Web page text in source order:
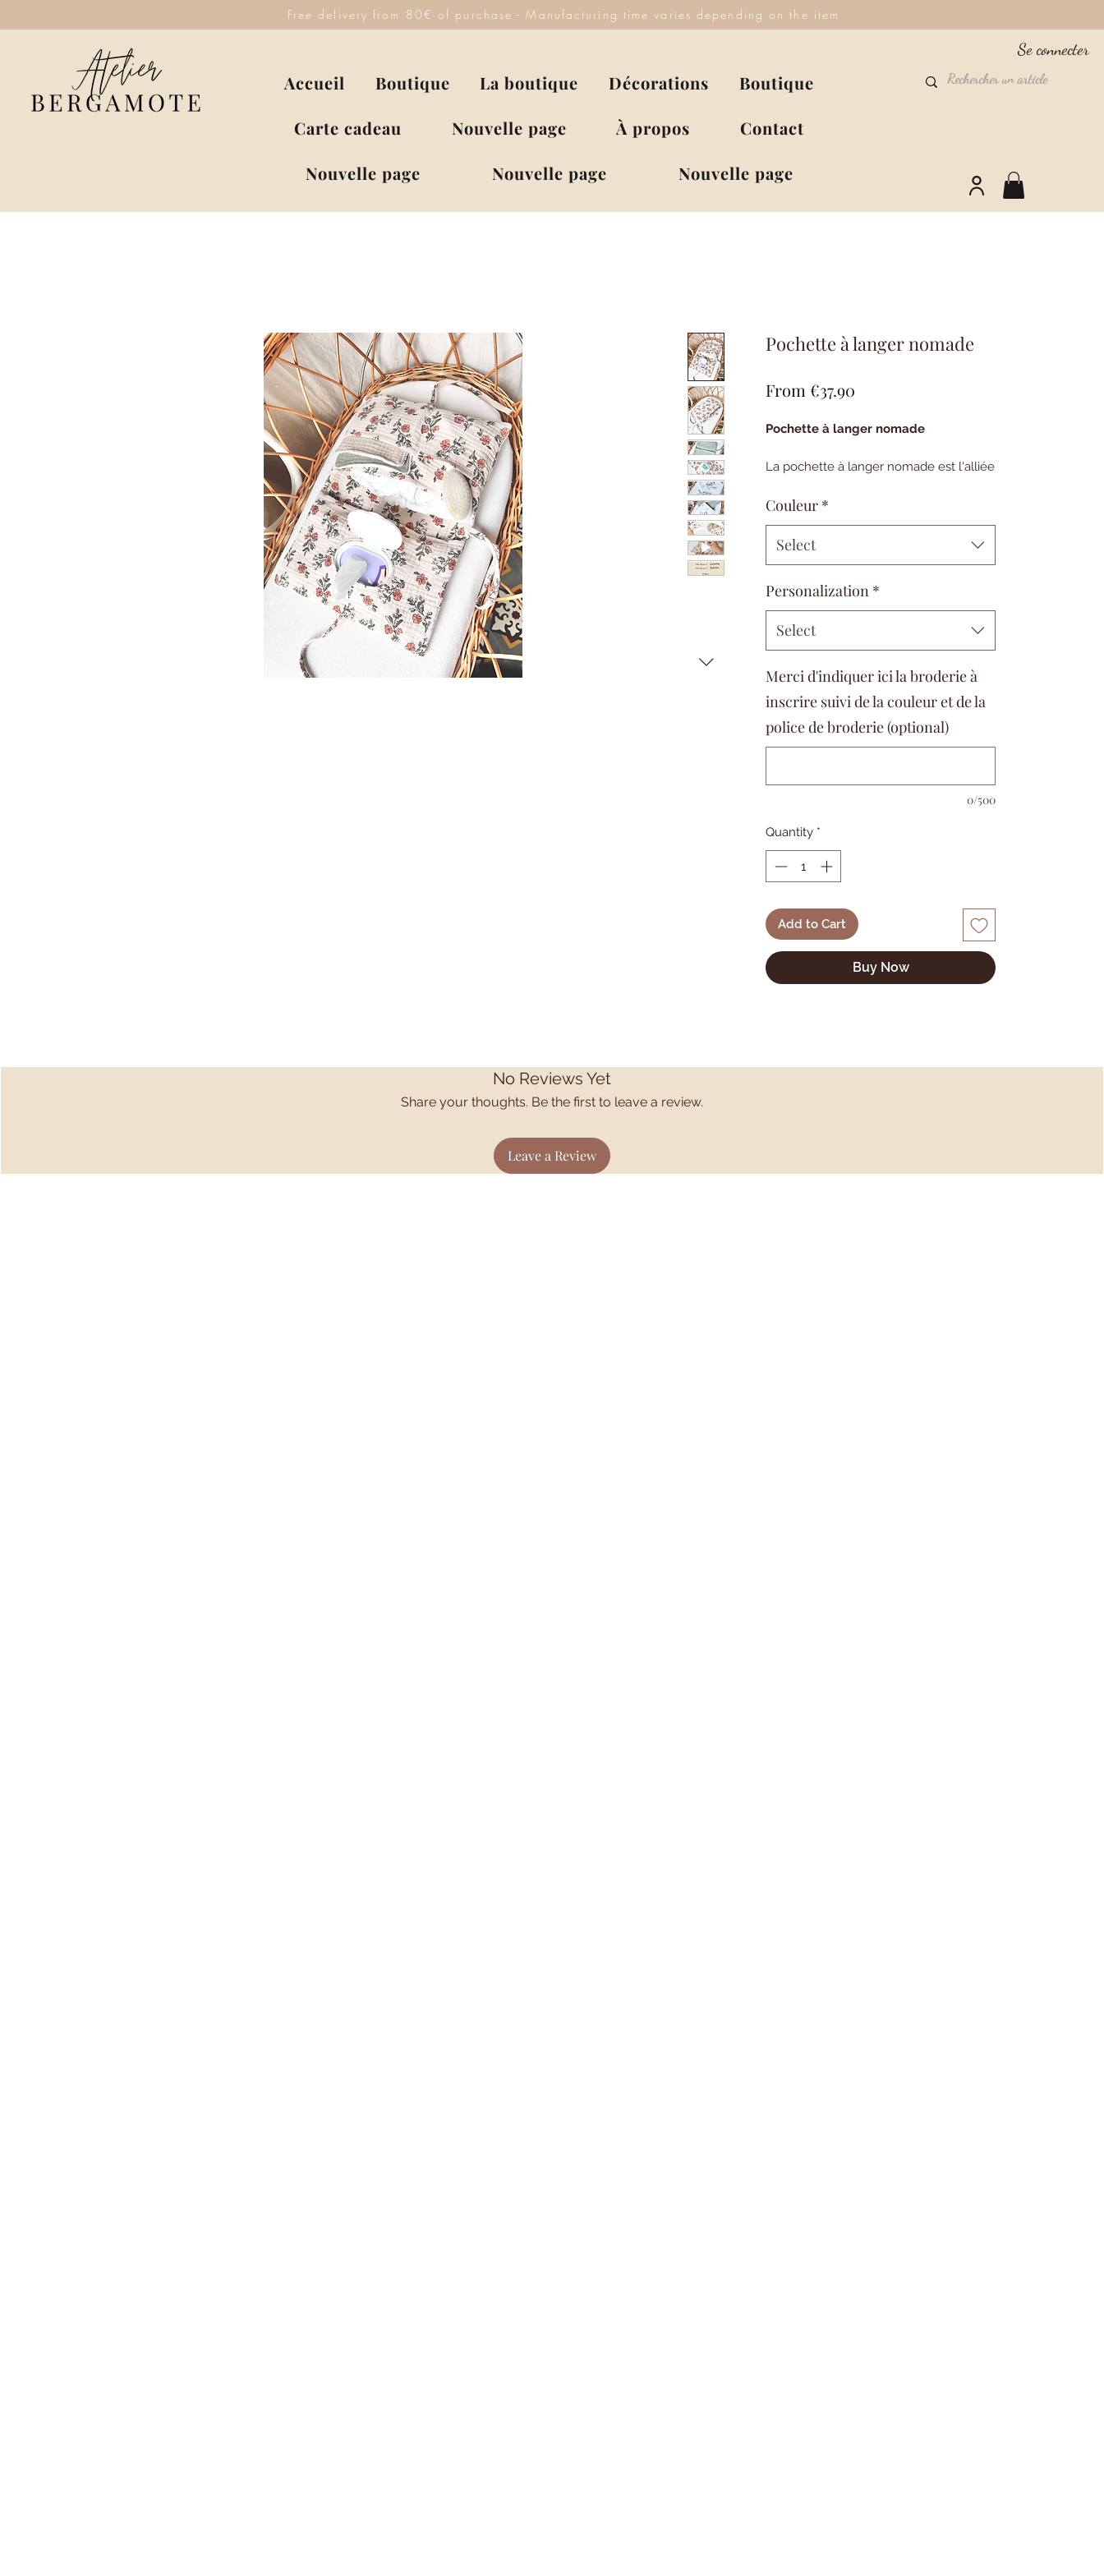
Free delivery from 80€ of purchase - Manufacturing time varies depending on the item
Accueil Boutique La boutique Décorations Boutique
Carte cadeau Nouvelle page À propos Contact
Nouvelle page Nouvelle page Nouvelle page
Se connecter
Pochette à langer nomade
From€37.90
Pochette à langer nomade
La pochette à langer nomade est l'alliée
Pratique et compact, elle permet
d'emporter facilement couches,
lingettes et essentiels de change dans
un format élégant et facile à glisser
matières douces, elle allie praticité et
Détails:
Compartiments pour couches et
lingettes
Fermeture par pressions
Idéal pour les sorties et voyages
Disponibles dans tous les tissus de la
tissuthèque (rubrique tissus et
Toutes nos créations sont réalisées à la
main et peuvent donc varier
Couleur *
Select
Personalization *
Select
Merci d'indiquer ici la broderie à
inscrire suivi de la couleur et de la
police de broderie (optional)
0/500
Quantity *
Add to Cart
Buy Now
No Reviews Yet
Share your thoughts. Be the first to leave a review.
Leave a Review